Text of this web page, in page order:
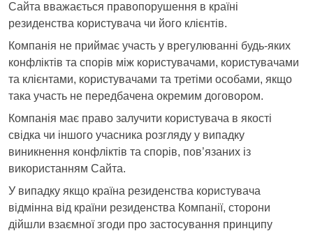
Сайта вважається правопорушення в країні
резиденства користувача чи його клієнтів.
Компанія не приймає участь у врегулюванні будь-яких
конфліктів та спорів між користувачами, користувачами
та клієнтами, користувачами та третіми особами, якщо
така участь не передбачена окремим договором.
Компанія має право залучити користувача в якості
свідка чи іншого учасника розгляду у випадку
виникнення конфліктів та спорів, пов’язаних із
використанням Сайта.
У випадку якщо країна резиденства користувача
відмінна від країни резиденства Компанії, сторони
дійшли взаємної згоди про застосування принципу